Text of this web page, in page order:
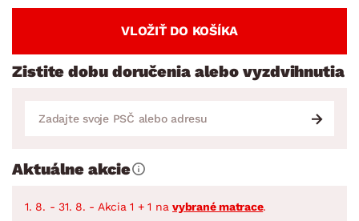
VLOŽIŤ DO KOŠÍKA
Zistite dobu doručenia alebo vyzdvihnutia
Aktuálne akcie
1. 8. - 31. 8. - Akcia 1 + 1 na vybrané matrace.